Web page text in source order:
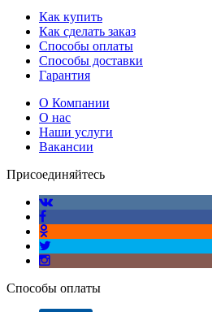
Как купить
Как сделать заказ
Способы оплаты
Способы доставки
Гарантия
О Компании
О нас
Наши услуги
Вакансии
Присоединяйтесь
Способы оплаты